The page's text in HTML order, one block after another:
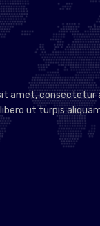
amet, consectetur
ut turpis